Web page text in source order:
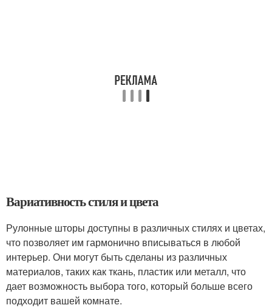
Вариативность стиля и цвета
Рулонные шторы доступны в различных стилях и цветах,
что позволяет им гармонично вписываться в любой
интерьер. Они могут быть сделаны из различных
материалов, таких как ткань, пластик или металл, что
дает возможность выбора того, который больше всего
подходит вашей комнате.